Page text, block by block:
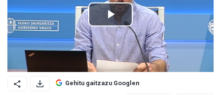
Gehitu gaitzazu Googlen